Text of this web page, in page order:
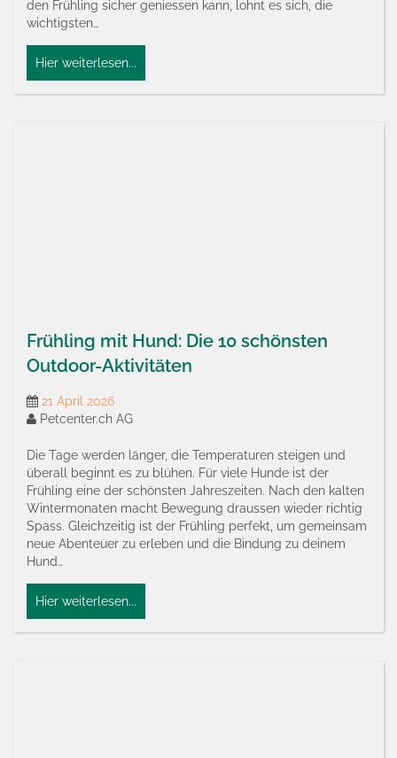
den Frühling sicher geniessen kann, lohnt es sich, die
wichtigsten…
Hier weiterlesen...
Frühling mit Hund: Die 10 schönsten
Outdoor-Aktivitäten
21 April 2026
Petcenter.ch AG
Die Tage werden länger, die Temperaturen steigen und
überall beginnt es zu blühen. Für viele Hunde ist der
Frühling eine der schönsten Jahreszeiten. Nach den kalten
Wintermonaten macht Bewegung draussen wieder richtig
Spass. Gleichzeitig ist der Frühling perfekt, um gemeinsam
neue Abenteuer zu erleben und die Bindung zu deinem
Hund…
Hier weiterlesen...